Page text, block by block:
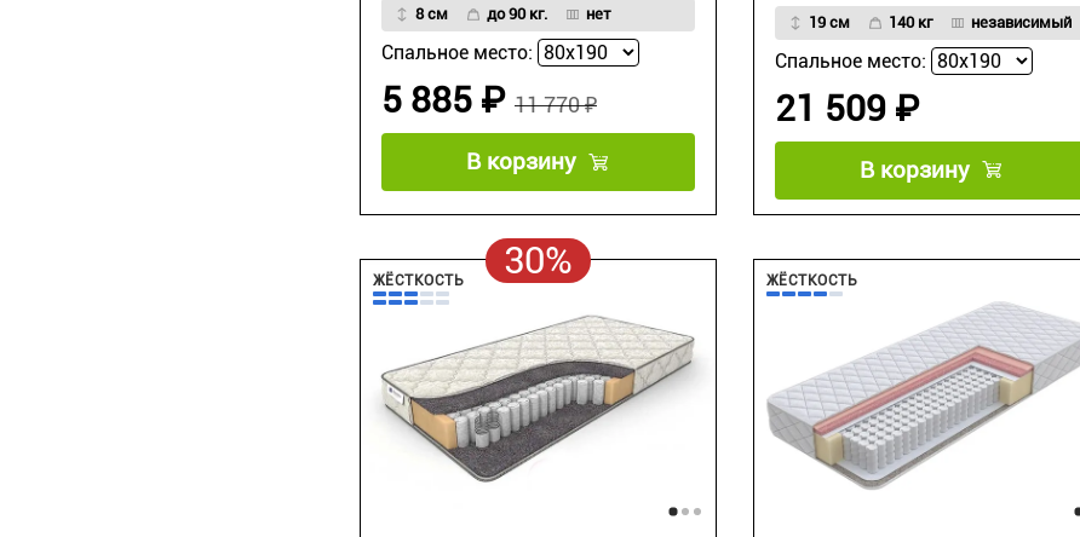
8 см до 90 кг. нет
Спальное место:
11 770 ₽
5 885 ₽
В корзину
19 см 140 кг независимый
Спальное место:
21 509 ₽
В корзину
30%
ЖЁСТКОСТЬ ЖЁСТКОСТЬ